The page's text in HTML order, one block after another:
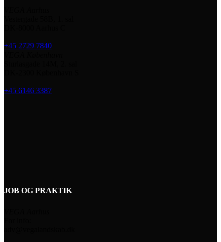
+45 2729 7840
+45 6146 3387
JOB OG PRAKTIK